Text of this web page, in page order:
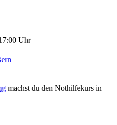
Uhr
machst du den Nothilfekurs in